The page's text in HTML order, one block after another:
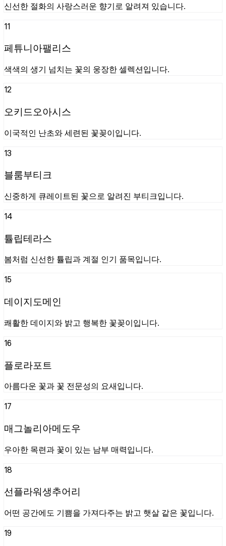
신선한 절화의 사랑스러운 향기로 알려져 있습니다.
11
페튜니아팰리스
색색의 생기 넘치는 꽃의 웅장한 셀렉션입니다.
12
오키드오아시스
이국적인 난초와 세련된 꽃꽂이입니다.
13
블룸부티크
신중하게 큐레이트된 꽃으로 알려진 부티크입니다.
14
튤립테라스
봄처럼 신선한 튤립과 계절 인기 품목입니다.
15
데이지도메인
쾌활한 데이지와 밝고 행복한 꽃꽂이입니다.
16
플로라포트
아름다운 꽃과 꽃 전문성의 요새입니다.
17
매그놀리아메도우
우아한 목련과 꽃이 있는 남부 매력입니다.
18
선플라워생추어리
어떤 공간에도 기쁨을 가져다주는 밝고 햇살 같은 꽃입니다.
19